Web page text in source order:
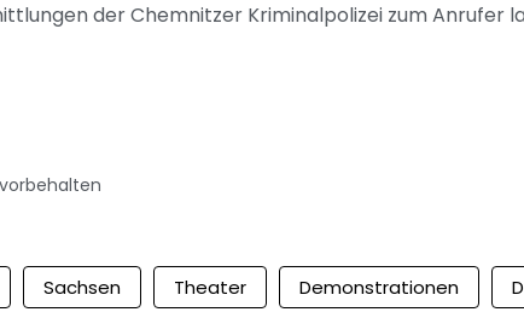
der Chemnitzer Kriminalpolizei zum Anrufer
Sachsen Theater Demonstrationen